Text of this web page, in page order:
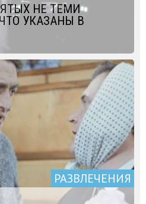
НЕ ТЕМИ
УКАЗАНЫ В
РАЗВЛЕЧЕНИЯ